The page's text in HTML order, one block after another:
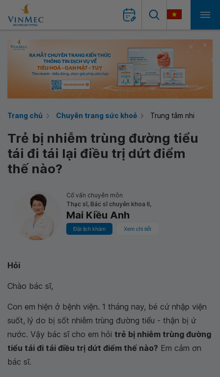
Trang chủ Chuyên trang sức khoẻ Trung tâm nhi
Trẻ bị nhiễm trùng đường tiểu
tái đi tái lại điều trị dứt điểm
thế nào?
Cố vấn chuyên môn
Thạc sĩ, Bác sĩ chuyên khoa II,
Mai Kiều Anh
Đặt lịch khám Xem chi tiết
Hỏi
Chào bác sĩ,
Con em hiện ở bệnh viện. 1 tháng nay, bé cứ nhập viện
suốt, lý do bị sốt nhiễm trùng đường tiểu - thận bị ứ
nước. Vậy bác sĩ cho em hỏi trẻ bị nhiễm trùng đường
tiểu tái đi tái điều trị dứt điểm thế nào? Em cảm ơn
bác sĩ.